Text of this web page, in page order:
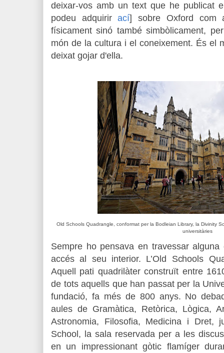
deixar-vos amb un text que he publicat
podeu adquirirací]sobre Oxford com
físicament sinó també simbòlicament,
món de la cultura i el coneixement. És el
deixat gojar d'ella.
Old Schools Quadrangle, conformat per la Bodleian Library, la Divinity
universitàries
Sempre ho pensava en travessar
accés al seu interior. L’Old Schools
Aquell pati quadrilàter construït entre
de tots aquells que han passat per la
fundació, fa més de 800 anys. No
aules de Gramàtica, Retòrica, Lògica,
Astronomia, Filosofia, Medicina i Dret,
School, la sala reservada per a les
en un impressionant gòtic flamíger